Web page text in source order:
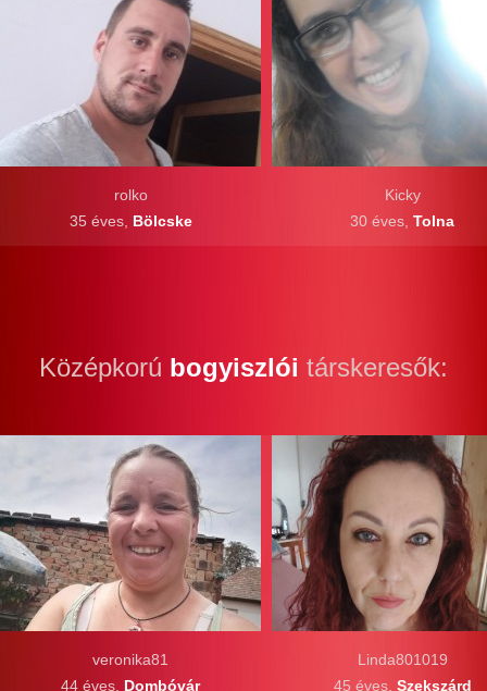
Kicky
30 éves, Tolna
rolko
35 éves, Bölcske
Középkorú bogyiszlói társkeresők:
veronika81
44 éves, Dombóvár
Linda801019
45 éves, Szekszárd